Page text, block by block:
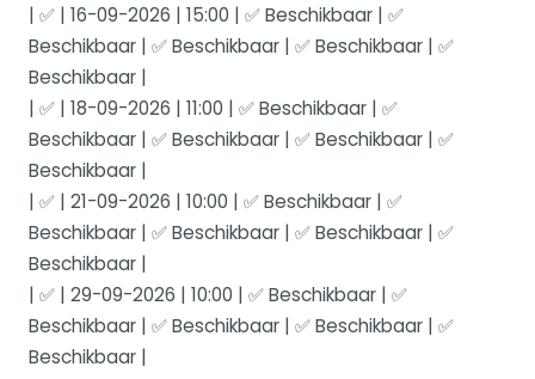
| ✅ | 16-09-2026 | 15:00 | ✅ Beschikbaar | ✅
Beschikbaar | ✅ Beschikbaar | ✅ Beschikbaar | ✅
Beschikbaar |
| ✅ | 18-09-2026 | 11:00 | ✅ Beschikbaar | ✅
Beschikbaar | ✅ Beschikbaar | ✅ Beschikbaar | ✅
Beschikbaar |
| ✅ | 21-09-2026 | 10:00 | ✅ Beschikbaar | ✅
Beschikbaar | ✅ Beschikbaar | ✅ Beschikbaar | ✅
Beschikbaar |
| ✅ | 29-09-2026 | 10:00 | ✅ Beschikbaar | ✅
Beschikbaar | ✅ Beschikbaar | ✅ Beschikbaar | ✅
Beschikbaar |